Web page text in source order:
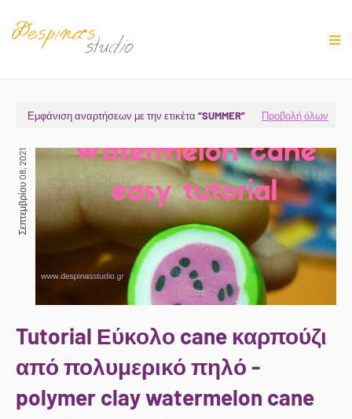
Εμφάνιση αναρτήσεων με την ετικέτα SUMMER Προβολή όλων
Σεπτεμβρίου 08, 2021
Tutorial Εύκολο cane καρπούζι
από πολυμερικό πηλό -
polymer clay watermelon cane